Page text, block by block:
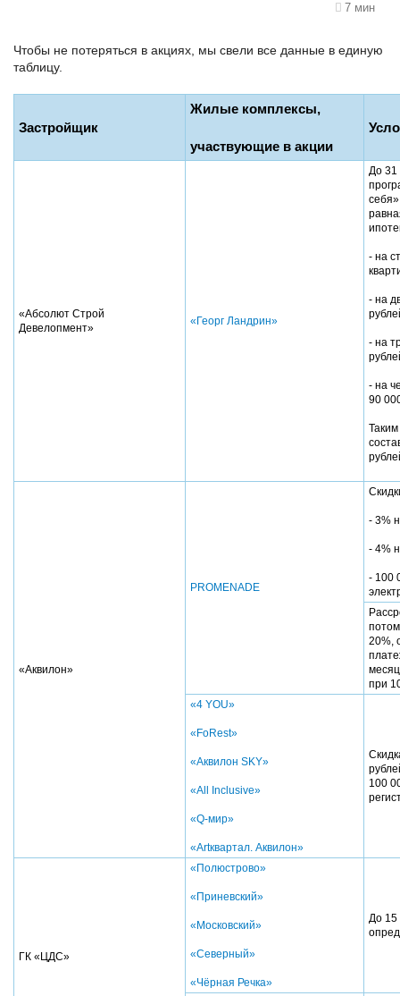
7 мин
Чтобы не потеряться в акциях, мы свели все данные в единую
таблицу.
Застройщик
Жилые комплексы,
участвующие в акции
«Абсолют Строй
Девелопмент»
«Георг Ландрин»
До 31
- на
- на
- на
- на
90
«Аквилон»
PROMENADE
- 3%
- 4%
- 100
20%,
при
«4 YOU»
«FoRest»
«Аквилон SKY»
«All Inclusive»
«Q-мир»
«Artквартал. Аквилон»
100
ГК «ЦДС»
«Полюстрово»
«Приневский»
«Московский»
«Северный»
«Чёрная Речка»
До 15